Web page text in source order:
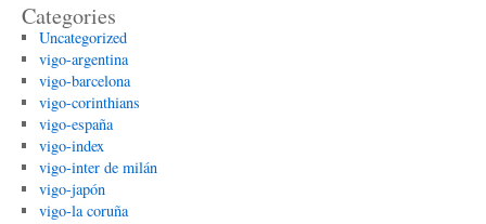
Categories
Uncategorized
vigo-argentina
vigo-barcelona
vigo-corinthians
vigo-españa
vigo-index
vigo-inter de milán
vigo-japón
vigo-la coruña